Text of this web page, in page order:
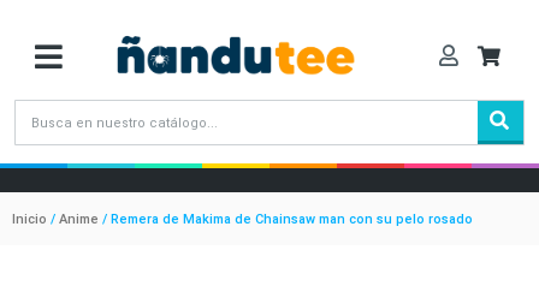
Inicio / Anime / Remera de Makima de Chainsaw man con su pelo rosado